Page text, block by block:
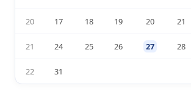
20 17 18 19 20 21
21 24 25 26 27 28
22 31